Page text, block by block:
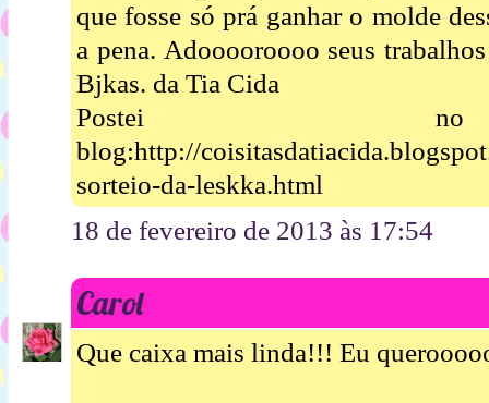
que fosse só prá ganhar o molde
a pena. Adooooroooo seus
Bjkas. da Tia Cida
Postei
blog:http://
sorteio-da-leskka.html
18 de fevereiro de 2013 às 17:54
Carol
Que caixa mais linda!!! Eu